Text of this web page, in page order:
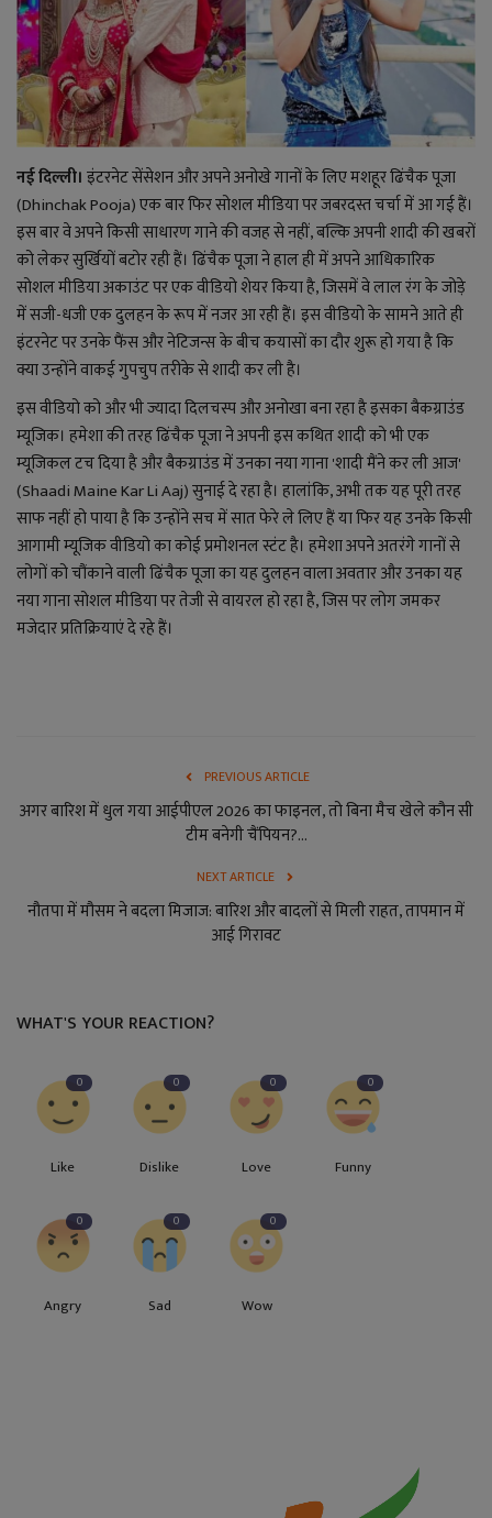
राजनीति
बिजनेस
मनोरंजन
ज्ञान विज्ञान
करिअर
वाद विवाद
संपादकीय
धर्म
लाइफ स्टाइल
जोक्स
सोशल मीडिया
नई दिल्ली। इंटरनेट सेंसेशन और अपने अनोखे गानों के लिए मशहूर ढिंचैक पूजा
(Dhinchak Pooja) एक बार फिर सोशल मीडिया पर जबरदस्त चर्चा में आ गई हैं।
इस बार वे अपने किसी साधारण गाने की वजह से नहीं, बल्कि अपनी शादी की खबरों
को लेकर सुर्खियों बटोर रही हैं। ढिंचैक पूजा ने हाल ही में अपने आधिकारिक
सोशल मीडिया अकाउंट पर एक वीडियो शेयर किया है, जिसमें वे लाल रंग के जोड़े
में सजी-धजी एक दुलहन के रूप में नजर आ रही हैं। इस वीडियो के सामने आते ही
इंटरनेट पर उनके फैंस और नेटिजन्स के बीच कयासों का दौर शुरू हो गया है कि
क्या उन्होंने वाकई गुपचुप तरीके से शादी कर ली है।
इस वीडियो को और भी ज्यादा दिलचस्प और अनोखा बना रहा है इसका बैकग्राउंड
म्यूजिक। हमेशा की तरह ढिंचैक पूजा ने अपनी इस कथित शादी को भी एक
म्यूजिकल टच दिया है और बैकग्राउंड में उनका नया गाना 'शादी मैंने कर ली आज'
(Shaadi Maine Kar Li Aaj) सुनाई दे रहा है। हालांकि, अभी तक यह पूरी तरह
साफ नहीं हो पाया है कि उन्होंने सच में सात फेरे ले लिए हैं या फिर यह उनके किसी
आगामी म्यूजिक वीडियो का कोई प्रमोशनल स्टंट है। हमेशा अपने अतरंगे गानों से
लोगों को चौंकाने वाली ढिंचैक पूजा का यह दुलहन वाला अवतार और उनका यह
नया गाना सोशल मीडिया पर तेजी से वायरल हो रहा है, जिस पर लोग जमकर
मजेदार प्रतिक्रियाएं दे रहे हैं।
PREVIOUS ARTICLE
अगर बारिश में धुल गया आईपीएल 2026 का फाइनल, तो बिना मैच खेले कौन सी
टीम बनेगी चैंपियन?...
NEXT ARTICLE
नौतपा में मौसम ने बदला मिजाज: बारिश और बादलों से मिली राहत, तापमान में
आई गिरावट
WHAT'S YOUR REACTION?
0
Like
0
Dislike
0
Love
0
Funny
0
Angry
0
Sad
0
Wow